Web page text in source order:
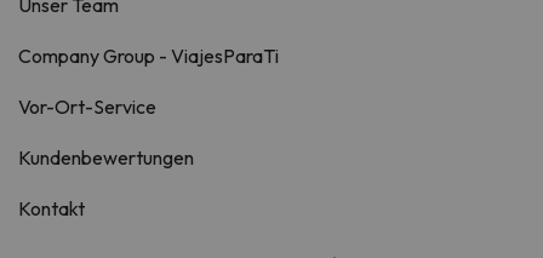
Unser Team
Company Group - ViajesParaTi
Vor-Ort-Service
Kundenbewertungen
Kontakt